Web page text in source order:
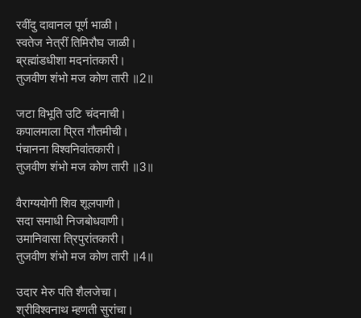
रवींदु दावानल पूर्ण भाळी।
स्वतेज नेत्रीं तिमिरौघ जाळी।
ब्रह्मांडधीशा मदनांतकारी।
तुजवीण शंभो मज कोण तारी ॥2॥
जटा विभूति उटि चंदनाची।
कपालमाला प्रित गौतमीची।
पंचानना विश्वनिवांतकारी।
तुजवीण शंभो मज कोण तारी ॥3॥
वैराग्ययोगी शिव शूलपाणी।
सदा समाधी निजबोधवाणी।
उमानिवासा त्रिपुरांतकारी।
तुजवीण शंभो मज कोण तारी ॥4॥
उदार मेरु पति शैलजेचा।
श्रीविश्वनाथ म्हणती सुरांचा।